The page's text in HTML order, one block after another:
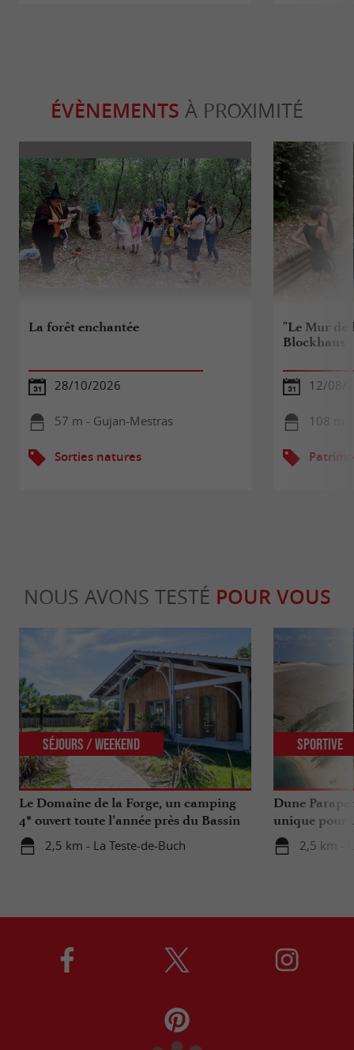
ÉVÈNEMENTS À PROXIMITÉ
La forêt enchantée
28/10/2026
57 m - Gujan-Mestras
Sorties natures
"Le Mur de
Blockhaus
12/08/
108 m
NOUS AVONS TESTÉ POUR VOUS
Le Domaine de la Forge, un camping
4* ouvert toute l’année près du Bassin
d’Arcachon
2,5 km - La Teste-de-Buch
Séjours / Weekend
Dune
unique pour
Gironde
2,5 km -
Sportive